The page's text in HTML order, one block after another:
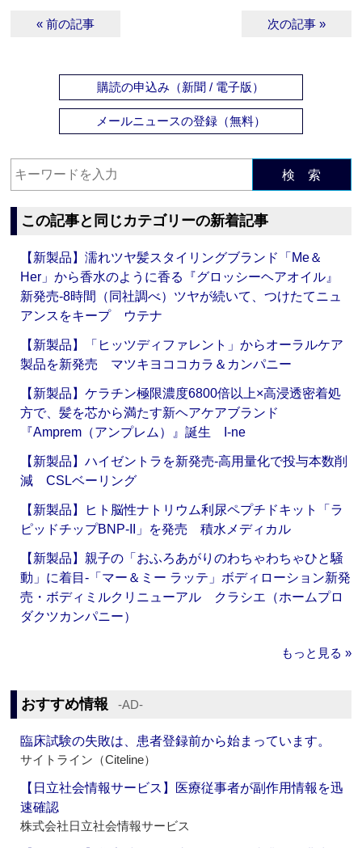
« 前の記事 次の記事 »
購読の申込み（新聞 / 電子版）
メールニュースの登録（無料）
検 索
この記事と同じカテゴリーの新着記事
【新製品】濡れツヤ髪スタイリングブランド「Me＆
Her」から香水のように香る『グロッシーヘアオイル』
新発売‐8時間（同社調べ）ツヤが続いて、つけたてニュ
アンスをキープ ウテナ
【新製品】「ヒッツディファレント」からオーラルケア
製品を新発売 マツキヨココカラ＆カンパニー
【新製品】ケラチン極限濃度6800倍以上×高浸透密着処
方で、髪を芯から満たす新ヘアケアブランド
『Amprem（アンプレム）』誕生 I-ne
【新製品】ハイゼントラを新発売‐高用量化で投与本数削
減 CSLベーリング
【新製品】ヒト脳性ナトリウム利尿ペプチドキット「ラ
ピッドチップBNP-II」を発売 積水メディカル
【新製品】親子の「おふろあがりのわちゃわちゃひと騒
動」に着目‐「マー＆ミー ラッテ」ボディローション新発
売・ボディミルクリニューアル クラシエ（ホームプロ
ダクツカンパニー）
もっと見る »
おすすめ情報 ‐AD‐
臨床試験の失敗は、患者登録前から始まっています。
サイトライン（Citeline）
【日立社会情報サービス】医療従事者が副作用情報を迅
速確認
株式会社日立社会情報サービス